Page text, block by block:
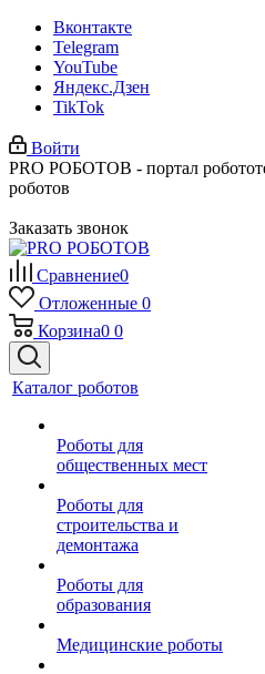
Вконтакте
Telegram
YouTube
Яндекс.Дзен
TikTok
Войти
PRO РОБОТОВ - портал
роботов
Заказать звонок
Сравнение0
Отложенные 0
Корзина0 0
Каталог роботов
Роботы для
общественных мест
Роботы для
строительства и
демонтажа
Роботы для
образования
Медицинские роботы